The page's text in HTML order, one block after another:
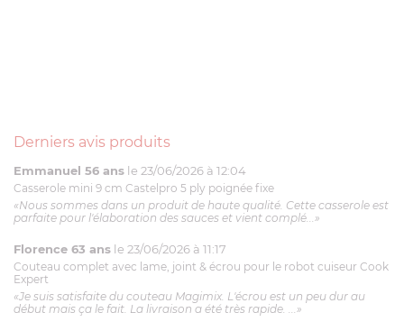
Derniers avis produits
Emmanuel 56 ans le 23/06/2026 à 12:04
Casserole mini 9 cm Castelpro 5 ply poignée fixe
«Nous sommes dans un produit de haute qualité. Cette casserole est
parfaite pour l'élaboration des sauces et vient complé...»
Florence 63 ans le 23/06/2026 à 11:17
Couteau complet avec lame, joint & écrou pour le robot cuiseur Cook
Expert
«Je suis satisfaite du couteau Magimix. L'écrou est un peu dur au
début mais ça le fait. La livraison a été très rapide. ...»